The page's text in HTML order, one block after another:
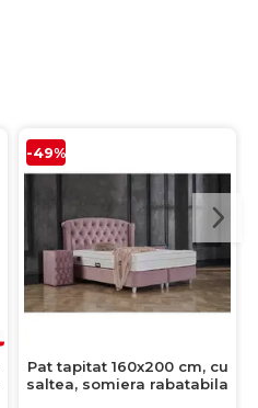
-49%
Pat tapitat 160x200 cm, cu
saltea, somiera rabatabila